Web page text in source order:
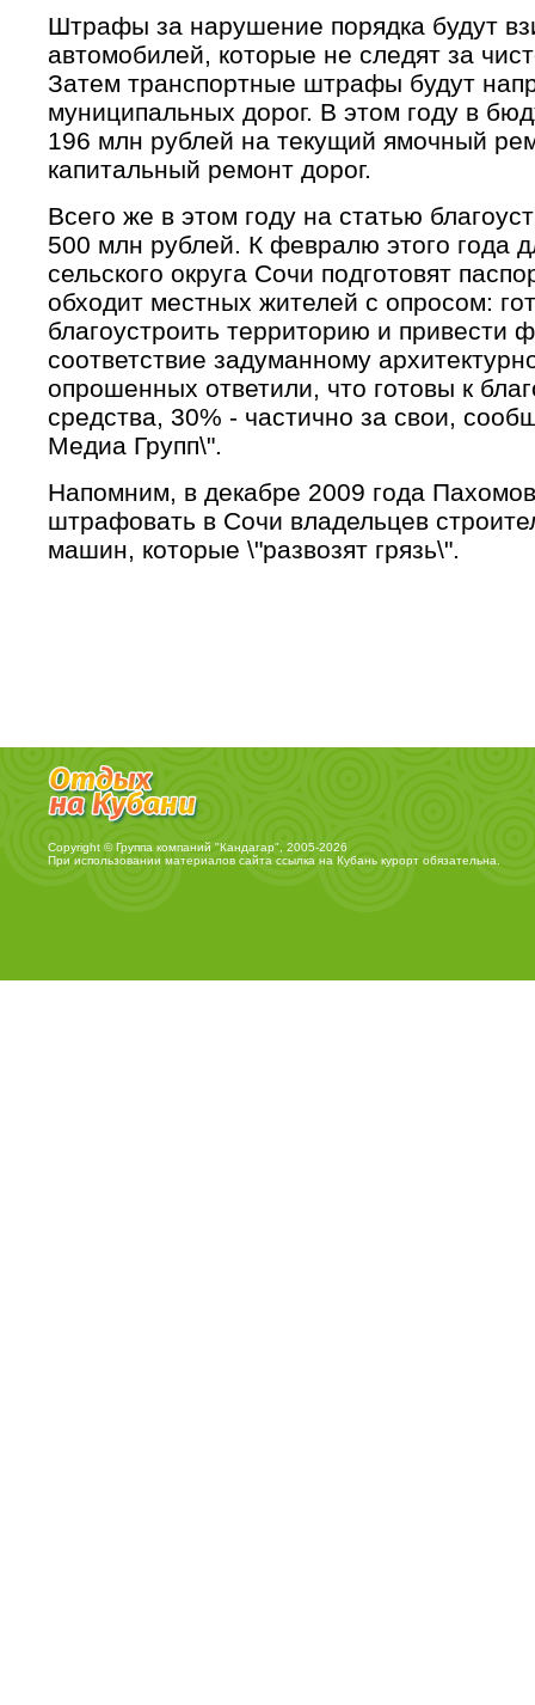
Штрафы за нарушение порядка будут
автомобилей, которые не следят за
Затем транспортные штрафы будут
муниципальных дорог. В этом году в
196 млн рублей на текущий ямочный
капитальный ремонт дорог.
Всего же в этом году на статью
500 млн рублей. К февралю этого года
сельского округа Сочи подготовят
обходит местных жителей с опросом:
благоустроить территорию и привести
соответствие задуманному
опрошенных ответили, что готовы к
средства, 30% - частично за свои,
Медиа Групп\".
Напомним, в декабре 2009 года
штрафовать в Сочи владельцев
машин, которые \"развозят грязь\".
Copyright © Группа компаний "Кандагар", 2005-2026
При использовании материалов сайта ссылка на Кубань курортобязательна.